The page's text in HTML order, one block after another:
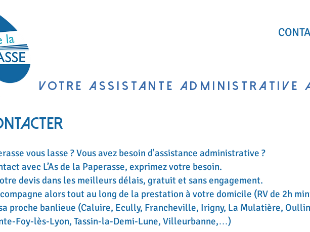
VOTRE ASSISTANTE ADMINISTRATIVE
vous lasse ? Vous avez besoin d'assistance administrative ?
avec L’As de la Paperasse, exprimez votre besoin.
devis dans les meilleurs délais, gratuit et sans engagement.
alors tout au long de la prestation à votre domicile (RV de 2h
proche banlieue (Caluire, Ecully, Francheville, Irigny, La Mulatière,
Foy-lès-Lyon, Tassin-la-Demi-Lune, Villeurbanne,…)